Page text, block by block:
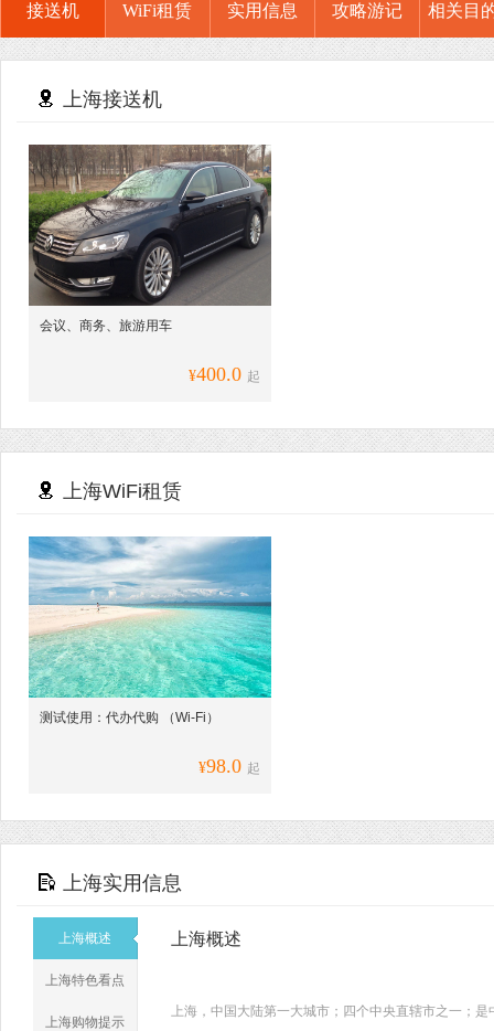
接送机 WiFi租赁 实用信息 攻略游记 相关目
上海接送机
会议、商务、旅游用车
¥400.0 起
上海WiFi租赁
测试使用：代办代购 （Wi-Fi）
¥98.0 起
上海实用信息
上海概述
上海特色看点
上海购物提示
上海概述
上海，中国大陆第一大城市；四个中央直辖市之一；